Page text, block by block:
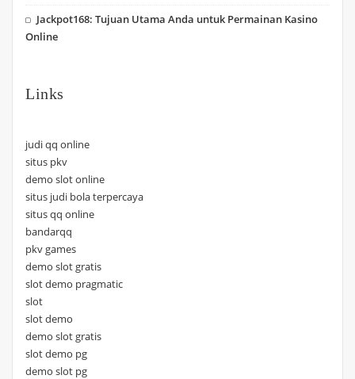
Jackpot168: Tujuan Utama Anda untuk Permainan Kasino
Online
Links
judi qq online
situs pkv
demo slot online
situs judi bola terpercaya
situs qq online
bandarqq
pkv games
demo slot gratis
slot demo pragmatic
slot
slot demo
demo slot gratis
slot demo pg
demo slot pg